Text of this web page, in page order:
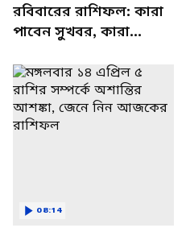
রবিবারের রাশিফল: কারা
পাবেন সুখবর, কারা
বিশদে
08:14